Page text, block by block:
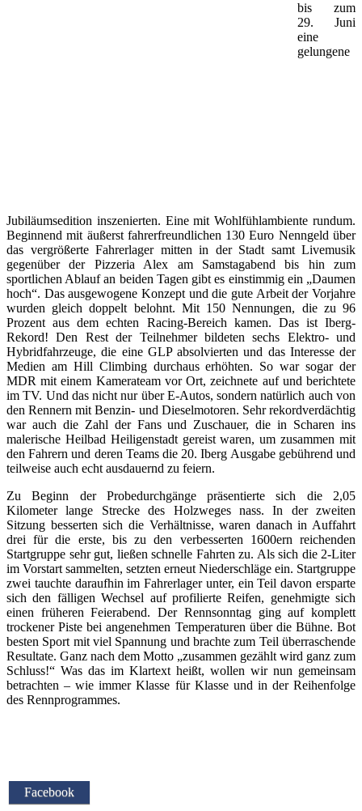
bis zum
29. Juni
eine
gelungene
Jubiläumsedition inszenierten. Eine mit Wohlfühlambiente rundum.
Beginnend mit äußerst fahrerfreundlichen 130 Euro Nenngeld über
das vergrößerte Fahrerlager mitten in der Stadt samt Livemusik
gegenüber der Pizzeria Alex am Samstagabend bis hin zum
sportlichen Ablauf an beiden Tagen gibt es einstimmig ein „Daumen
hoch“. Das ausgewogene Konzept und die gute Arbeit der Vorjahre
wurden gleich doppelt belohnt. Mit 150 Nennungen, die zu 96
Prozent aus dem echten Racing-Bereich kamen. Das ist Iberg-
Rekord! Den Rest der Teilnehmer bildeten sechs Elektro- und
Hybridfahrzeuge, die eine GLP absolvierten und das Interesse der
Medien am Hill Climbing durchaus erhöhten. So war sogar der
MDR mit einem Kamerateam vor Ort, zeichnete auf und berichtete
im TV. Und das nicht nur über E-Autos, sondern natürlich auch von
den Rennern mit Benzin- und Dieselmotoren. Sehr rekordverdächtig
war auch die Zahl der Fans und Zuschauer, die in Scharen ins
malerische Heilbad Heiligenstadt gereist waren, um zusammen mit
den Fahrern und deren Teams die 20. Iberg Ausgabe gebührend und
teilweise auch echt ausdauernd zu feiern.
Zu Beginn der Probedurchgänge präsentierte sich die 2,05
Kilometer lange Strecke des Holzweges nass. In der zweiten
Sitzung besserten sich die Verhältnisse, waren danach in Auffahrt
drei für die erste, bis zu den verbesserten 1600ern reichenden
Startgruppe sehr gut, ließen schnelle Fahrten zu. Als sich die 2-Liter
im Vorstart sammelten, setzten erneut Niederschläge ein. Startgruppe
zwei tauchte daraufhin im Fahrerlager unter, ein Teil davon ersparte
sich den fälligen Wechsel auf profilierte Reifen, genehmigte sich
einen früheren Feierabend. Der Rennsonntag ging auf komplett
trockener Piste bei angenehmen Temperaturen über die Bühne. Bot
besten Sport mit viel Spannung und brachte zum Teil überraschende
Resultate. Ganz nach dem Motto „zusammen gezählt wird ganz zum
Schluss!“ Was das im Klartext heißt, wollen wir nun gemeinsam
betrachten – wie immer Klasse für Klasse und in der Reihenfolge
des Rennprogrammes.
Facebook